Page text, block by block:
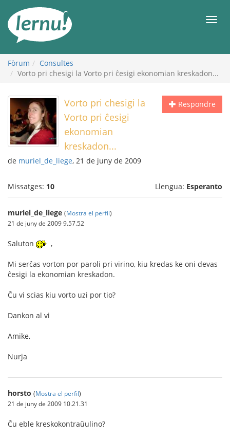
contingut
Fòrum
Consultes
Vorto pri chesigi la Vorto pri ĉesigi ekonomian kreskadon...
Respondre
Vorto pri chesigi la
Vorto pri ĉesigi
ekonomian
kreskadon...
de muriel_de_liege, 21 de juny de 2009
Missatges: 10 Llengua: Esperanto
muriel_de_liege (Mostra el perfil)
21 de juny de 2009 9.57.52
Saluton ,
Mi serĉas vorton por paroli pri virino, kiu kredas ke oni devas
ĉesigi la ekonomian kreskadon.
Ĉu vi scias kiu vorto uzi por tio?
Dankon al vi
Amike,
Nurja
horsto (Mostra el perfil)
21 de juny de 2009 10.21.31
Ĉu eble kreskokontraŭulino?